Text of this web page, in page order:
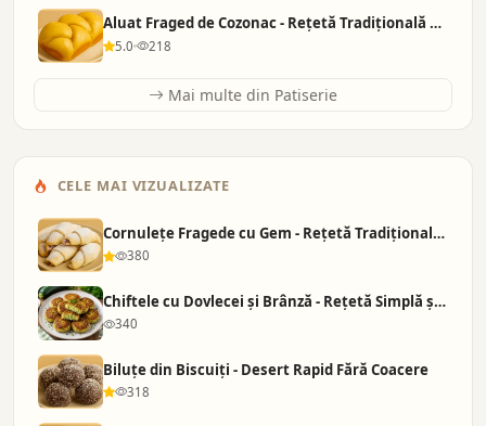
Aluat Fraged de Cozonac - Rețetă Tradițională Ro…
5.0 218
Mai multe din Patiserie
CELE MAI VIZUALIZATE
Cornulețe Fragede cu Gem - Rețetă Tradițională d…
380
Chiftele cu Dovlecei și Brânză - Rețetă Simplă ș…
340
Biluțe din Biscuiți - Desert Rapid Fără Coacere
318